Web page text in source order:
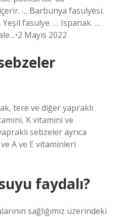
… Barbunya fasulyesi.
fasulye. … Ispanak. …
Mayıs 2022
tere ve diğer yapraklı
K vitamini ve
sebzeler ayrıca
A ve E vitaminleri
faydalı?
sağlığımız üzerindeki